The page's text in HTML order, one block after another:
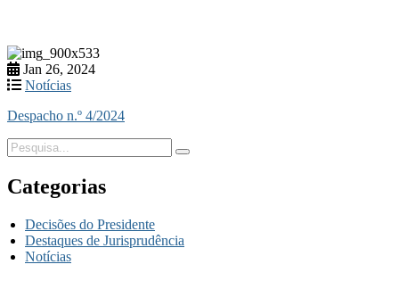
Jan 26, 2024
Notícias
Despacho n.º 4/2024
Categorias
Decisões do Presidente
Destaques de Jurisprudência
Notícias